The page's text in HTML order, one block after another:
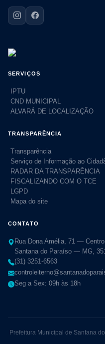
SERVIÇOS
IPTU
CND MUNICIPAL
ALVARÁ DE LOCALIZAÇÃO
TRANSPARÊNCIA
Transparência
Serviço de Informação ao
RADAR DA TRANSPARÊNCIA
FISCALIZANDO COM O TCE
LGPD
Mapa do site
CONTATO
Rua Dona Amélia, 71 — Centro
Santana do Paraíso — MG,
(31) 3251-6563
Seg a Sex: 09h às 18h
Prefeitura Municipal de Santana